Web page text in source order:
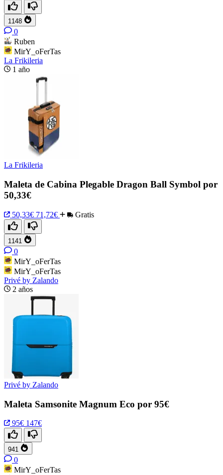
1148
0
Ruben
MirY_oFerTas
La Frikileria
1 año
La Frikileria
Maleta de Cabina Plegable Dragon Ball Symbol por
50,33€
50,33€ 71,72€ Gratis
1141
0
MirY_oFerTas
MirY_oFerTas
Privé by Zalando
2 años
Privé by Zalando
Maleta Samsonite Magnum Eco por 95€
95€ 147€
941
0
MirY_oFerTas